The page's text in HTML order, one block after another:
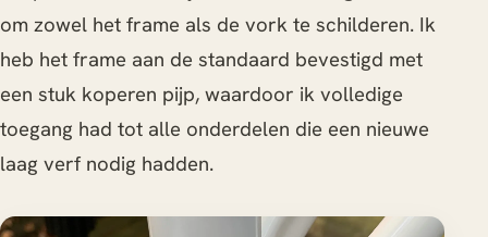
om zowel het frame als de vork te schilderen. Ik
heb het frame aan de standaard bevestigd met
een stuk koperen pijp, waardoor ik volledige
toegang had tot alle onderdelen die een nieuwe
laag verf nodig hadden.